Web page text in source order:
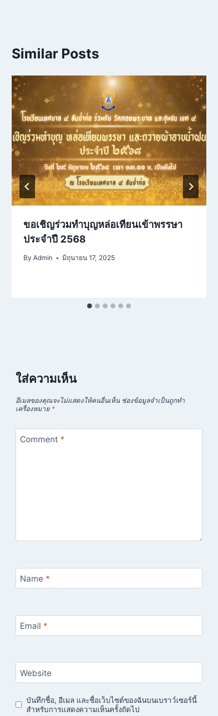
Similar Posts
ขอเชิญร่วมทำบุญหล่อเทียนเข้าพรรษา
ประจำปี 2568
By Admin มิถุนายน 17, 2025
ใส่ความเห็น
อีเมลของคุณจะไม่แสดงให้คนอื่นเห็น ช่องข้อมูลจำเป็นถูกทำ
เครื่องหมาย *
Comment *
Name *
Email *
Website
บันทึกชื่อ, อีเมล และชื่อเว็บไซต์ของฉันบนเบราว์เซอร์นี้
สำหรับการแสดงความเห็นครั้งถัดไป